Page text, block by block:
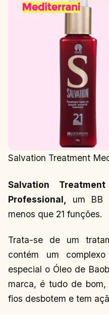
Salvation Treatment
Salvation
Professional,
um BB
menos que 21 funções.
Trata-se de um
contém um
especial o Óleo de
marca, é tudo de
fios desbotem e tem